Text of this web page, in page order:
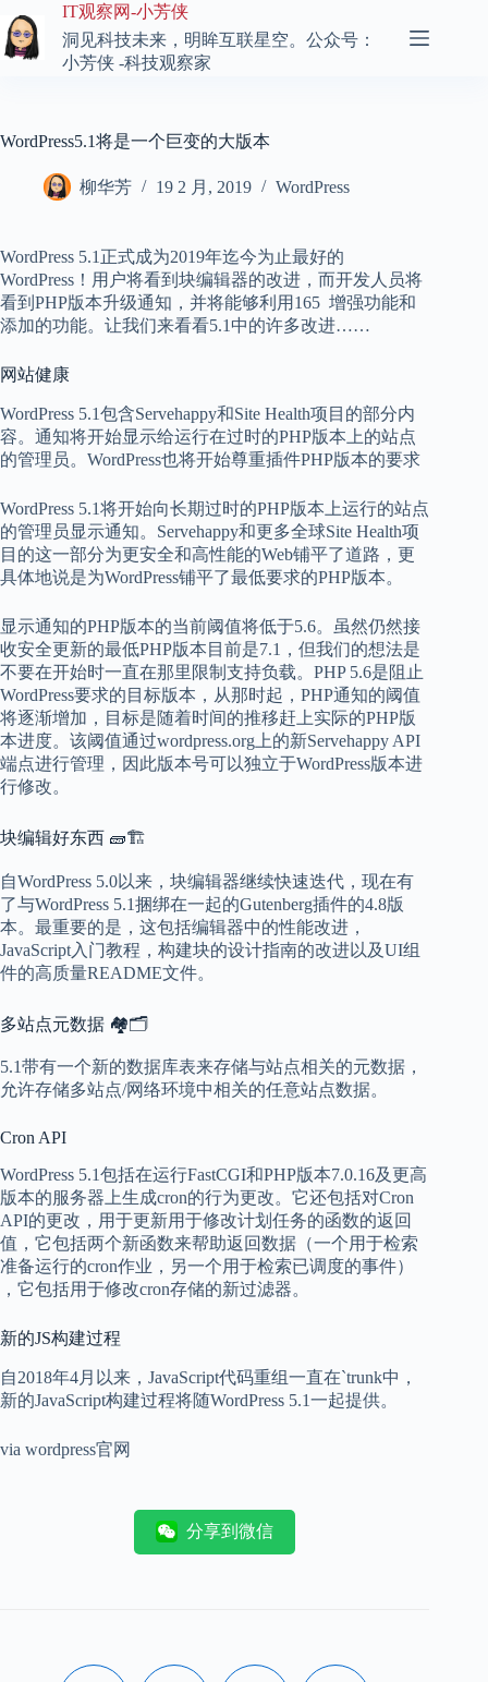
至
内
IT观察网-小芳侠
洞见科技未来，明眸互联星空。公众号：
小芳侠 -科技观察家
WordPress5.1将是一个巨变的大版本
柳华芳 19 2 月, 2019 WordPress
WordPress 5.1正式成为2019年迄今为止最好的
WordPress！用户将看到块编辑器的改进，而开发人员将
看到PHP版本升级通知，并将能够利用165 增强功能和
添加的功能。让我们来看看5.1中的许多改进……
网站健康
WordPress 5.1包含Servehappy和Site Health项目的部分内
容。通知将开始显示给运行在过时的PHP版本上的站点
的管理员。WordPress也将开始尊重插件PHP版本的要求
WordPress 5.1将开始向长期过时的PHP版本上运行的站点
的管理员显示通知。 Servehappy和更多全球Site Health项
目的这一部分为更安全和高性能的Web铺平了道路，更
具体地说是为WordPress铺平了最低要求的PHP版本。
显示通知的PHP版本的当前阈值将低于5.6。虽然仍然接
收安全更新的最低PHP版本目前是7.1，但我们的想法是
不要在开始时一直在那里限制支持负载。PHP 5.6是阻止
WordPress要求的目标版本，从那时起，PHP通知的阈值
将逐渐增加，目标是随着时间的推移赶上实际的PHP版
本进度。该阈值通过wordpress.org上的新Servehappy API
端点进行管理，因此版本号可以独立于WordPress版本进
行修改。
块编辑好东西 🧱🏗️
自WordPress 5.0以来，块编辑器继续快速迭代，现在有
了与WordPress 5.1捆绑在一起的Gutenberg插件的4.8版
本。最重要的是，这包括编辑器中的性能改进，
JavaScript入门教程，构建块的设计指南的改进以及UI组
件的高质量README文件。
多站点元数据 🏘️🗂️
5.1带有一个新的数据库表来存储与站点相关的元数据，
允许存储多站点/网络环境中相关的任意站点数据。
Cron API
WordPress 5.1包括在运行FastCGI和PHP版本7.0.16及更高
版本的服务器上生成cron的行为更改。它还包括对Cron
API的更改，用于更新用于修改计划任务的函数的返回
值，它包括两个新函数来帮助返回数据（一个用于检索
准备运行的cron作业，另一个用于检索已调度的事件）
，它包括用于修改cron存储的新过滤器。
新的JS构建过程
自2018年4月以来，JavaScript代码重组一直在`trunk中，
新的JavaScript构建过程将随WordPress 5.1一起提供。
via wordpress官网
分享到微信